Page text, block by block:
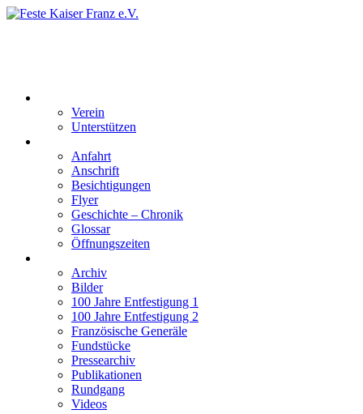
Verein
Unterstützen
Anfahrt
Anschrift
Besichtigungen
Flyer
Geschichte – Chronik
Glossar
Öffnungszeiten
Archiv
Bilder
100 Jahre Entfestigung 1
100 Jahre Entfestigung 2
Französische Generäle
Fundstücke
Pressearchiv
Publikationen
Rundgang
Videos